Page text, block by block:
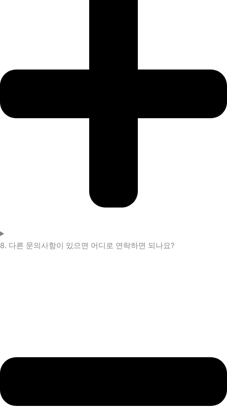
8. 다른 문의사항이 있으면 어디로 연락하면 되나요?